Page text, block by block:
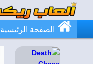
الصفحة الرئيسية